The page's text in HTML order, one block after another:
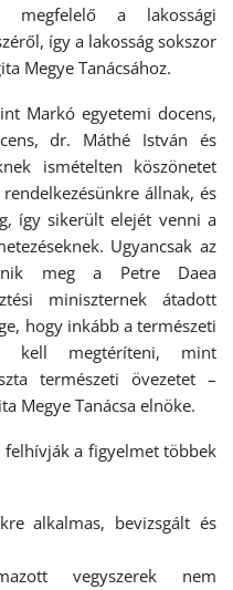
megfelelő a lakossági
így a lakosság sokszor
Megye Tanácsához.
Markó egyetemi docens,
dr. Máthé István és
ismételten köszönetet
állnak, és
így sikerült elejét venni a
Ugyancsak az
meg a Petre Daea
miniszternek átadott
hogy inkább a természeti
kell megtéríteni, mint
természeti övezetet –
Megye Tanácsa elnöke.
felhívják a figyelmet többek
alkalmas, bevizsgált és
vegyszerek nem